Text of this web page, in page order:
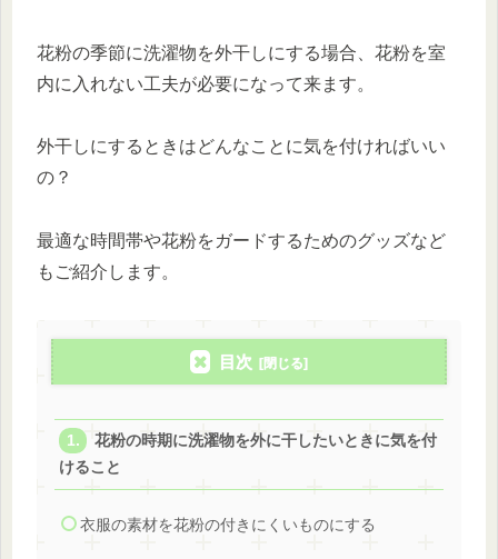
花粉の季節に洗濯物を外干しにする場合、花粉を室
内に入れない工夫が必要になって来ます。
外干しにするときはどんなことに気を付ければいい
の？
最適な時間帯や花粉をガードするためのグッズなど
もご紹介します。
目次
花粉の時期に洗濯物を外に干したいときに気を付
けること
衣服の素材を花粉の付きにくいものにする